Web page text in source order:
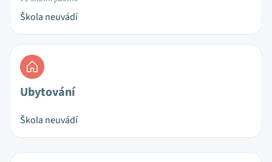
Škola neuvádí
Ubytování
Škola neuvádí